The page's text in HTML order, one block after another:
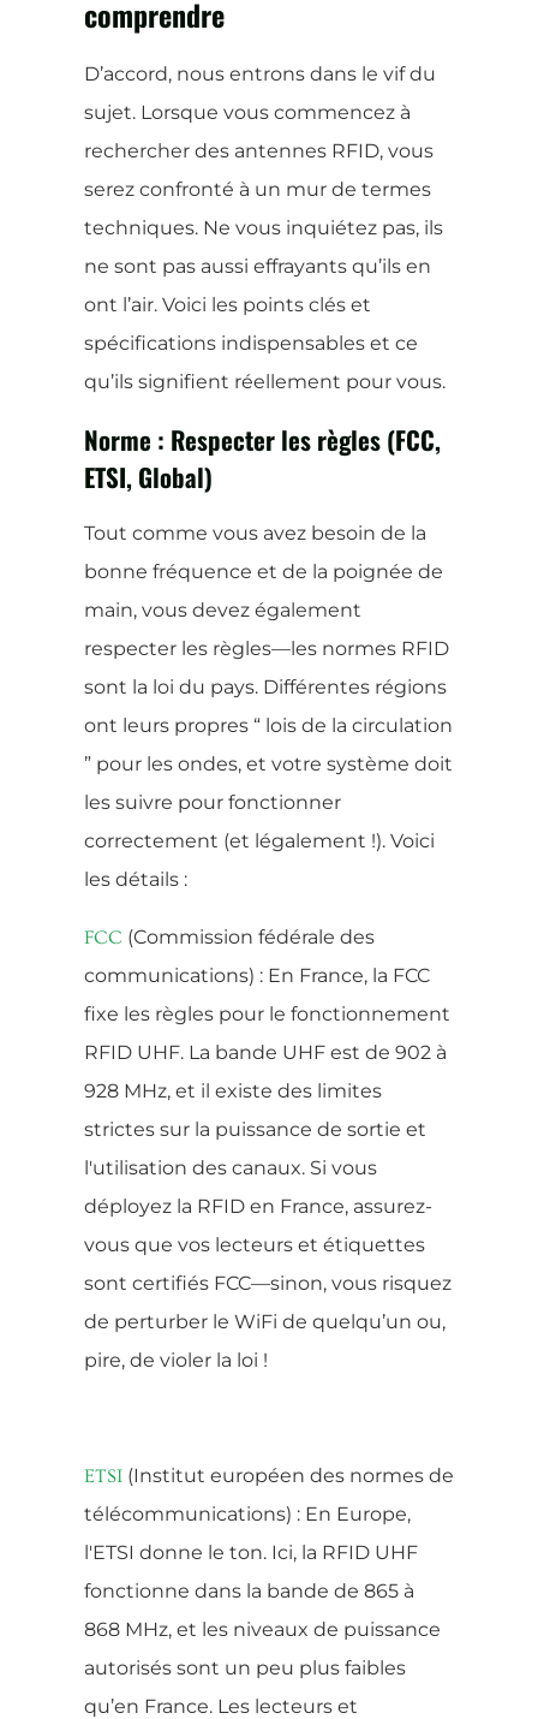
comprendre
D’accord, nous entrons dans le vif du
sujet. Lorsque vous commencez à
rechercher des antennes RFID, vous
serez confronté à un mur de termes
techniques. Ne vous inquiétez pas, ils
ne sont pas aussi effrayants qu’ils en
ont l’air. Voici les points clés et
spécifications indispensables et ce
qu’ils signifient réellement pour vous.
Norme : Respecter les règles (FCC,
ETSI, Global)
Tout comme vous avez besoin de la
bonne fréquence et de la poignée de
main, vous devez également
respecter les règles—les normes RFID
sont la loi du pays. Différentes régions
ont leurs propres “ lois de la circulation
” pour les ondes, et votre système doit
les suivre pour fonctionner
correctement (et légalement !). Voici
les détails :
FCC (Commission fédérale des
communications) : En France, la FCC
fixe les règles pour le fonctionnement
RFID UHF. La bande UHF est de 902 à
928 MHz, et il existe des limites
strictes sur la puissance de sortie et
l'utilisation des canaux. Si vous
déployez la RFID en France, assurez-
vous que vos lecteurs et étiquettes
sont certifiés FCC—sinon, vous risquez
de perturber le WiFi de quelqu’un ou,
pire, de violer la loi !
ETSI (Institut européen des normes de
télécommunications) : En Europe,
l'ETSI donne le ton. Ici, la RFID UHF
fonctionne dans la bande de 865 à
868 MHz, et les niveaux de puissance
autorisés sont un peu plus faibles
qu’en France. Les lecteurs et